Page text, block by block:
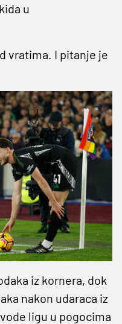
u
vratima. I pitanje je
iz kornera, dok
nakon udaraca iz
ligu u pogocima